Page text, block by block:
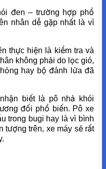
đen – trường hợp phổ
nhân dễ gặp nhất là vì
thực hiện là kiểm tra và
không phải do lọc gió,
hay bộ đánh lửa đã
biết là pô nhả khói
đối phổ biến. Pô xe
trong bugi hay là vì bình
tượng trên, xe máy sẽ rất